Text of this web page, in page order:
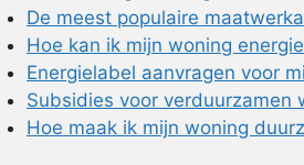
De meest populaire
Hoe kan ik mijn woning
Energielabel aanvragen voor
Subsidies voor verduurzamen
Hoe maak ik mijn woning